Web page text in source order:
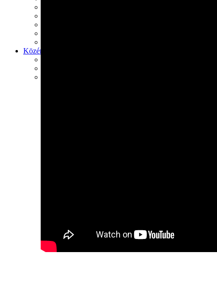
Közérdekű információk